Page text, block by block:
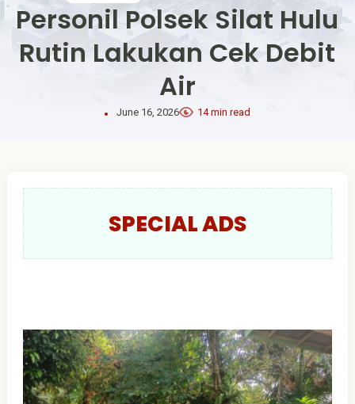
Personil Polsek Silat Hulu
Rutin Lakukan Cek Debit
Air
June 16, 2026 14 min read
SPECIAL ADS